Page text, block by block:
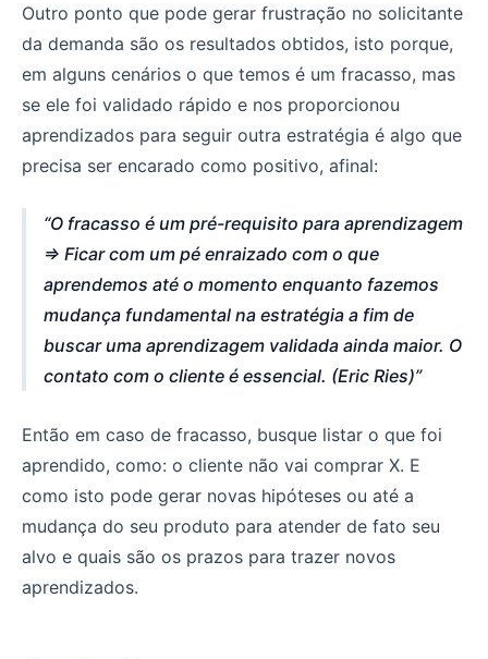
Outro ponto que pode gerar frustração no solicitante
da demanda são os resultados obtidos, isto porque,
em alguns cenários o que temos é um fracasso, mas
se ele foi validado rápido e nos proporcionou
aprendizados para seguir outra estratégia é algo que
precisa ser encarado como positivo, afinal:
O fracasso é um pré-requisito para aprendizagem
⇒ Ficar com um pé enraizado com o que
aprendemos até o momento enquanto fazemos
mudança fundamental na estratégia a fim de
buscar uma aprendizagem validada ainda maior. O
contato com o cliente é essencial. (Eric Ries)
Então em caso de fracasso, busque listar o que foi
aprendido, como: o cliente não vai comprar X. E
como isto pode gerar novas hipóteses ou até a
mudança do seu produto para atender de fato seu
alvo e quais são os prazos para trazer novos
aprendizados.